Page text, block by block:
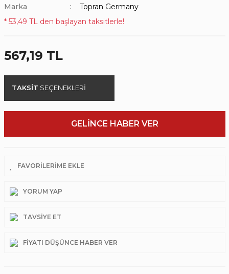
Marka
Topran Germany
* 53,49 TL den başlayan taksitlerle!
567,19 TL
TAKSİT SEÇENEKLERİ
GELİNCE HABER VER
YORUM YAP
TAVSIYE ET
FIYATI DÜŞÜNCE HABER VER